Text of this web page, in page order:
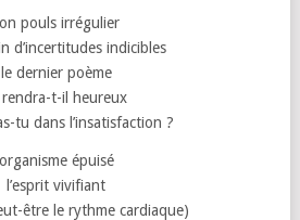
pouls irrégulier
d’incertitudes indicibles
le dernier poème
t-il heureux
tu dans l’insatisfaction ?
organisme épuisé
l’esprit vivifiant
être le rythme cardiaque)